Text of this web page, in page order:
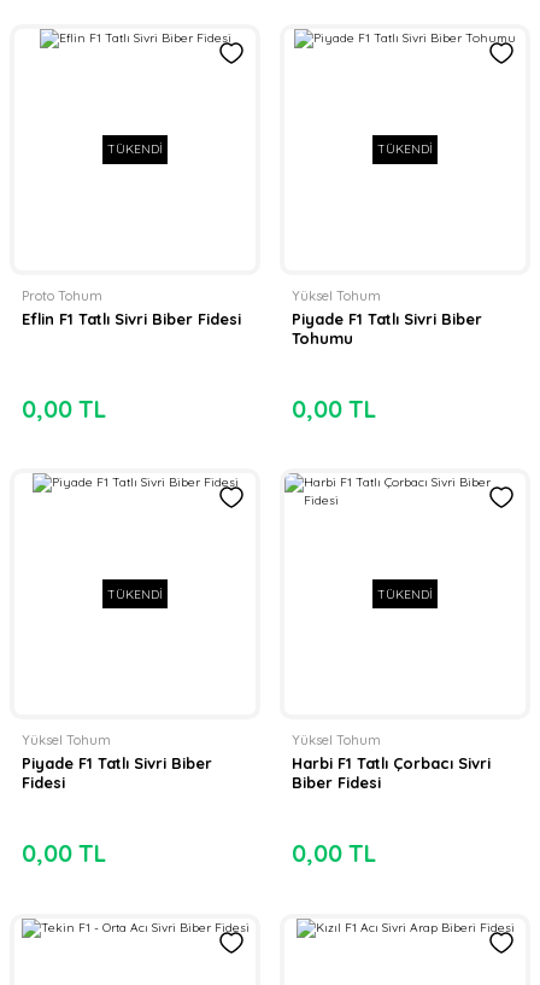
TÜKENDİ
Proto Tohum
Eflin F1 Tatlı Sivri Biber Fidesi
0,00 TL
TÜKENDİ
Yüksel Tohum
Piyade F1 Tatlı Sivri Biber
Tohumu
0,00 TL
TÜKENDİ
Yüksel Tohum
Piyade F1 Tatlı Sivri Biber
Fidesi
0,00 TL
TÜKENDİ
Yüksel Tohum
Harbi F1 Tatlı Çorbacı Sivri
Biber Fidesi
0,00 TL